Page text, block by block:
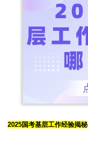
2025国考基层工作经验揭秘